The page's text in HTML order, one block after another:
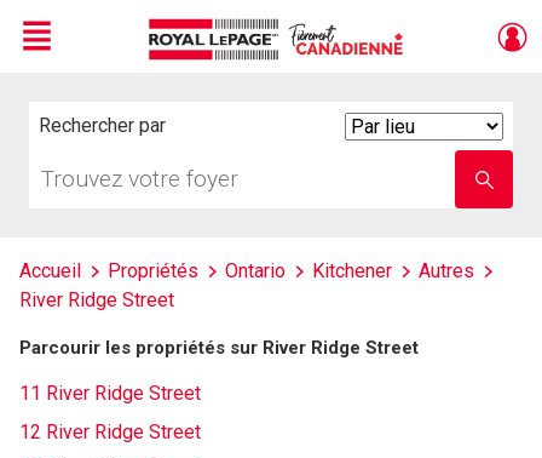
Menu
Rechercher par
votre
nom
Accueil Propriétés Ontario Kitchener
Autres
River Ridge Street
Parcourir les propriétés sur River Ridge Street
11 River Ridge Street
12 River Ridge Street